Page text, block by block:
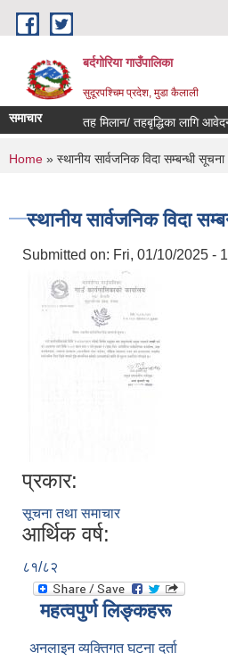
Skip to main content
बर्दगोरिया गाउँपालिका
सुदूरपश्चिम प्रदेश, मुडा कैलाली
समाचार तह मिलान/ तहबृद्धिका लागि आवेदन
You are here
Home » स्थानीय सार्वजनिक विदा सम्बन्धी
स्थानीय सार्वजनिक विदा
Submitted on: Fri, 01/10/2025 -
प्रकार:
सूचना तथा समाचार
आर्थिक वर्ष:
८१/८२
महत्वपुर्ण लिङ्कहरू
अनलाइन व्यक्तिगत घटना दर्ता